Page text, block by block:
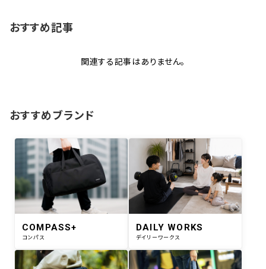
おすすめ記事
関連する記事はありません。
おすすめブランド
COMPASS+
コンパス
DAILY WORKS
デイリーワークス